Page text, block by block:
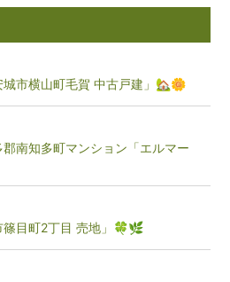
市横山町毛賀 中古戸建」🏡🌼
南知多町マンション「エルマー
篠目町2丁目 売地」🍀🌿